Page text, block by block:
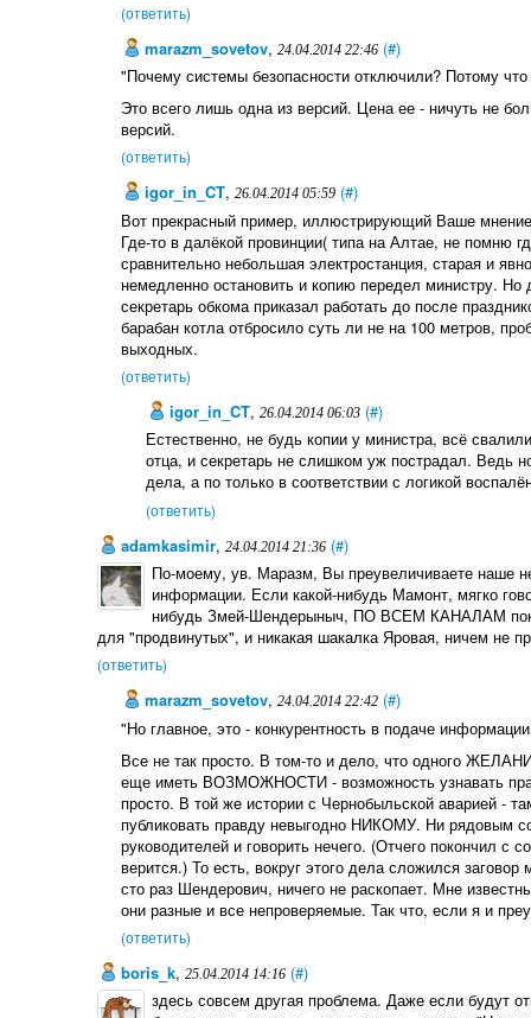
(ответить)
marazm_sovetov,24.04.2014 22:46 (#)
"Почему системы безопасности отключили? Потому
Это всего лишь одна из версий. Цена ее - ничуть не
версий.
(ответить)
igor_in_CT,26.04.2014 05:59 (#)
Вот прекрасный пример, иллюстрирующий Ваше
Где-то в далёкой провинции( типа на Алтае, не помню
сравнительно небольшая электростанция, старая и
немедленно остановить и копию передел министру.
секретарь обкома приказал работать до после
барабан котла отбросило суть ли не на 100 метров,
выходных.
(ответить)
igor_in_CT, 26.04.2014 06:03 (#)
Естественно, не будь копии у министра, всё
отца, и секретарь не слишком уж пострадал. Ведь
дела, а по только в соответствии с логикой
(ответить)
adamkasimir, 24.04.2014 21:36 (#)
По-моему, ув. Маразм, Вы преувеличиваете наше
информации. Если какой-нибудь Мамонт, мягко
нибудь Змей-Шендерыныч, ПО ВСЕМ КАНАЛАМ
для "продвинутых", и никакая шакалка Яровая, ничем не
(ответить)
marazm_sovetov,24.04.2014 22:42 (#)
"Но главное, это - конкурентность в подаче
Все не так просто. В том-то и дело, что одного
еще иметь ВОЗМОЖНОСТИ - возможность узнавать
просто. В той же истории с Чернобыльской аварией -
публиковать правду невыгодно НИКОМУ. Ни рядовым
руководителей и говорить нечего. (Отчего покончил с
верится.) То есть, вокруг этого дела сложился
сто раз Шендерович, ничего не раскопает. Мне
они разные и все непроверяемые. Так что, если я и
(ответить)
boris_k, 25.04.2014 14:16 (#)
здесь совсем другая проблема. Даже если будут